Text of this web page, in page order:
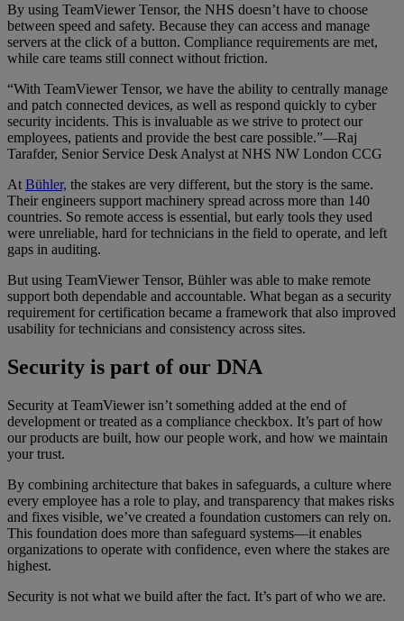
By using TeamViewer Tensor, the NHS doesn’t have to choose
between speed and safety. Because they can access and manage
servers at the click of a button. Compliance requirements are met,
while care teams still connect without friction.
“With TeamViewer Tensor, we have the ability to centrally manage
and patch connected devices, as well as respond quickly to cyber
security incidents. This is invaluable as we strive to protect our
employees, patients and provide the best care possible.”—Raj
Tarafder, Senior Service Desk Analyst at NHS NW London CCG
At Bühler, the stakes are very different, but the story is the same.
Their engineers support machinery spread across more than 140
countries. So remote access is essential, but early tools they used
were unreliable, hard for technicians in the field to operate, and left
gaps in auditing.
But using TeamViewer Tensor, Bühler was able to make remote
support both dependable and accountable. What began as a security
requirement for certification became a framework that also improved
usability for technicians and consistency across sites.
Security is part of our DNA
Security at TeamViewer isn’t something added at the end of
development or treated as a compliance checkbox. It’s part of how
our products are built, how our people work, and how we maintain
your trust.
By combining architecture that bakes in safeguards, a culture where
every employee has a role to play, and transparency that makes risks
and fixes visible, we’ve created a foundation customers can rely on.
This foundation does more than safeguard systems—it enables
organizations to operate with confidence, even where the stakes are
highest.
Security is not what we build after the fact. It’s part of who we are.